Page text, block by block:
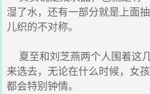
湿了水，还有一部分就是上面
儿织的不对称。
夏至和刘芝燕两个人围着这
来选去，无论在什么时候，女
都会特别钟情。